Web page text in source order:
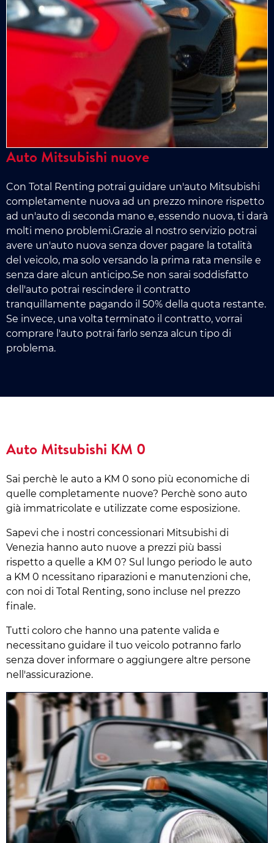
Auto Mitsubishi nuove
Con Total Renting potrai guidare un'auto Mitsubishi
completamente nuova ad un prezzo minore rispetto
ad un'auto di seconda mano e, essendo nuova, ti darà
molti meno problemi.Grazie al nostro servizio potrai
avere un'auto nuova senza dover pagare la totalità
del veicolo, ma solo versando la prima rata mensile e
senza dare alcun anticipo.Se non sarai soddisfatto
dell'auto potrai rescindere il contratto
tranquillamente pagando il 50% della quota restante.
Se invece, una volta terminato il contratto, vorrai
comprare l'auto potrai farlo senza alcun tipo di
problema.
Auto Mitsubishi KM 0
Sai perchè le auto a KM 0 sono più economiche di
quelle completamente nuove? Perchè sono auto
già immatricolate e utilizzate come esposizione.
Sapevi che i nostri concessionari Mitsubishi di
Venezia hanno auto nuove a prezzi più bassi
rispetto a quelle a KM 0? Sul lungo periodo le auto
a KM 0 ncessitano riparazioni e manutenzioni che,
con noi di Total Renting, sono incluse nel prezzo
finale.
Tutti coloro che hanno una patente valida e
necessitano guidare il tuo veicolo potranno farlo
senza dover informare o aggiungere altre persone
nell'assicurazione.